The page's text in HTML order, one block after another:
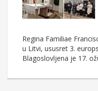
Regina Familiae
u Litvi, ususret 3.
Blagoslovljena je 17.